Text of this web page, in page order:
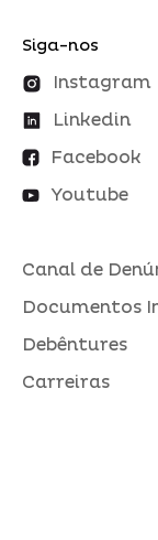
Siga-nos
Instagram
Linkedin
Facebook
Youtube
Canal de
Documentos
Debêntures
Carreiras